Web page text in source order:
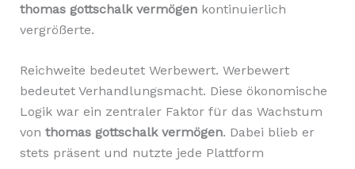
thomas gottschalk vermögenkontinuierlich
vergrößerte.
Reichweite bedeutet Werbewert. Werbewert
bedeutet Verhandlungsmacht. Diese ökonomische
Logik war ein zentraler Faktor für das Wachstum
von thomas gottschalk vermögen. Dabei blieb er
stets präsent und nutzte jede Plattform